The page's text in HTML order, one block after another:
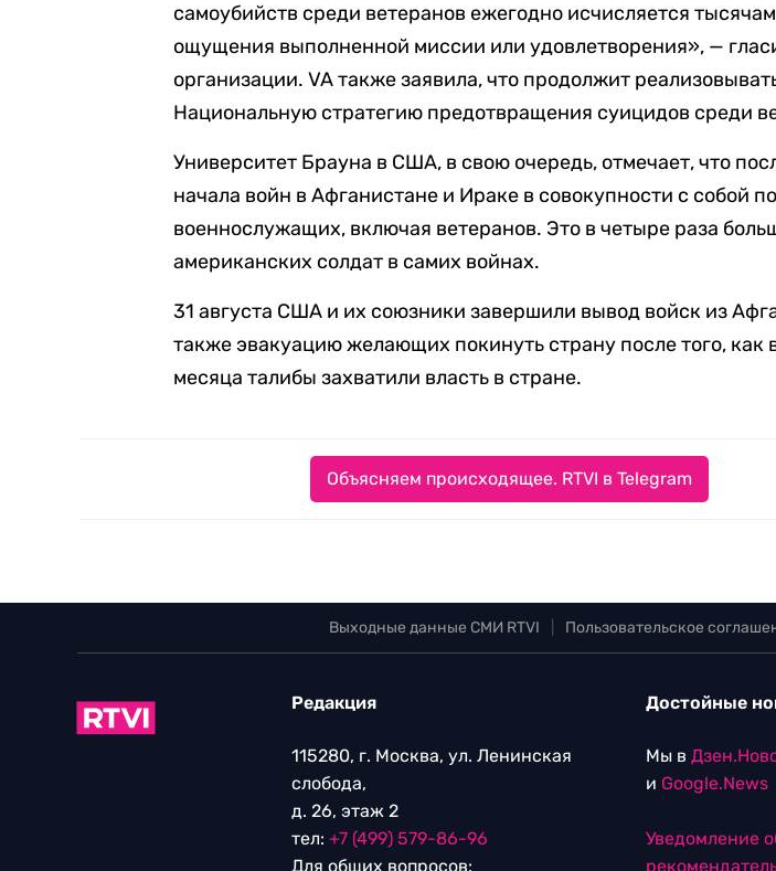
самоубийств среди ветеранов ежегодно исчисляется
ощущения выполненной миссии или удовлетворения», —
организации. VA также заявила, что продолжит
Национальную стратегию предотвращения суицидов среди
Университет Брауна в США, в свою очередь, отмечает, что
начала войн в Афганистане и Ираке в совокупности с собой
военнослужащих, включая ветеранов. Это в четыре раза
американских солдат в самих войнах.
31 августа США и их союзники завершили вывод войск из
также эвакуацию желающих покинуть страну после того, как
месяца талибы захватили власть в стране.
Объясняем происходящее. RTVI в Telegram
Выходные данные СМИ RTVI Пользовательское
Редакция
115280, г. Москва, ул. Ленинская
слобода,
д. 26, этаж 2
тел: +7 (499) 579-86-96
Для общих вопросов:
Достойные
Мы в
и Google.News
Уведомление